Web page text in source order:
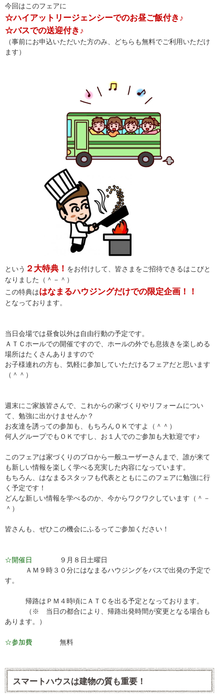
今回はこのフェアに
☆ハイアットリージェンシーでのお昼ご飯付き♪
☆バスでの送迎付き♪
（事前にお申込いただいた方のみ、どちらも無料でご利用いただけ
ます）
という ２大特典！ をお付けして、皆さまをご招待できるはこびと
なりました（＾－＾）
この特典ははなまるハウジングだけでの限定企画！！
となっております。
当日会場では昼食以外は自由行動の予定です。
ＡＴＣホールでの開催ですので、ホールの外でも息抜きを楽しめる
場所はたくさんありますので
お子様連れの方も、気軽に参加していただけるフェアだと思います
（＾＾）
週末にご家族皆さんで、これからの家づくりやリフォームについ
て、勉強に出かけませんか？
お友達を誘っての参加も、もちろんＯＫですよ（＾＾）
何人グループでもＯＫですし、お１人でのご参加も大歓迎です♪
このフェアは家づくりのプロから一般ユーザーさんまで、誰が来て
も新しい情報を楽しく学べる充実した内容になっています。
もちろん、はなまるスタッフも代表とともにこのフェアに勉強に行
く予定です！
どんな新しい情報を学べるのか、今からワクワクしています（＾－
＾）
皆さんも、ぜひこの機会にふるってご参加ください！
☆開催日
９月８日土曜日
ＡＭ９時３０分にはなまるハウジングをバスで出発の予定で
す。
帰路はＰＭ４時頃にＡＴＣを出る予定となっております。
（※ 当日の都合により、帰路出発時間が変更となる場合も
あります。）
☆参加費 無料
スマートハウスは建物の質も重要！